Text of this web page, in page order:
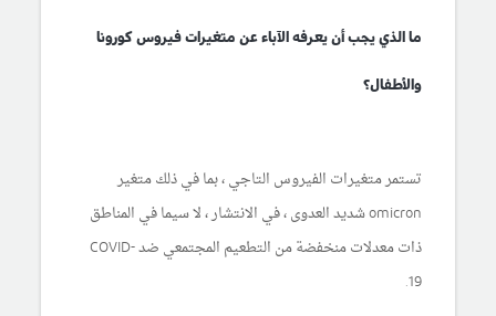
ما الذي يجب أن يعرفه الآباء عن متغيرات فيروس كورونا
والأطفال؟
تستمر متغيرات الفيروس التاجي ، بما في ذلك متغير
omicron شديد العدوى ، في الانتشار ، لا سيما في المناطق
ذات معدلات منخفضة من التطعيم المجتمعي ضد COVID-
19.